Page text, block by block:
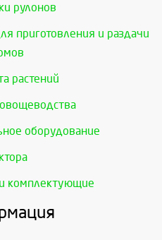
рулонов
приготовления и раздачи
растений
оборудование
комплектующие